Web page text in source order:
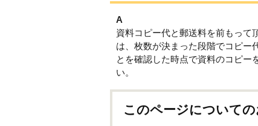
A
資料コピー代と郵送料を前もって
は、枚数が決まった段階でコピー
とを確認した時点で資料のコピー
い。
このページについて